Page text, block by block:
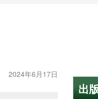
2024年6月17日
出